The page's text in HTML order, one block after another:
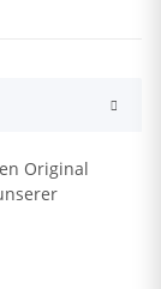
Original